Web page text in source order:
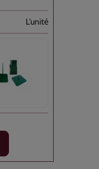
L'unité